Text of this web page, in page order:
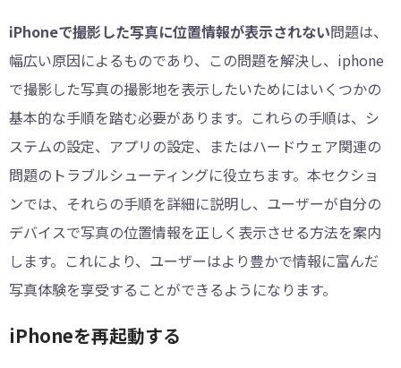
iPhoneで撮影した写真に位置情報が表示されない問題は、
幅広い原因によるものであり、この問題を解決し、iphone
で撮影した写真の撮影地を表示したいためにはいくつかの
基本的な手順を踏む必要があります。これらの手順は、シ
ステムの設定、アプリの設定、またはハードウェア関連の
問題のトラブルシューティングに役立ちます。本セクショ
ンでは、それらの手順を詳細に説明し、ユーザーが自分の
デバイスで写真の位置情報を正しく表示させる方法を案内
します。これにより、ユーザーはより豊かで情報に富んだ
写真体験を享受することができるようになります。
iPhoneを再起動する